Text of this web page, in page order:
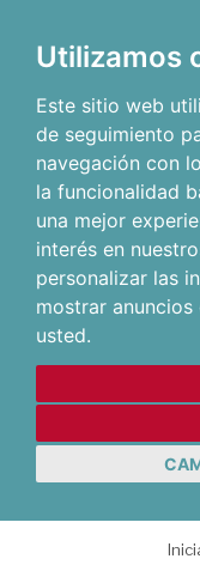
Utilizamos
Este sitio web
de seguimiento
navegación con
la funcionalidad
una mejor
interés en
personalizar las
mostrar anuncios
usted.